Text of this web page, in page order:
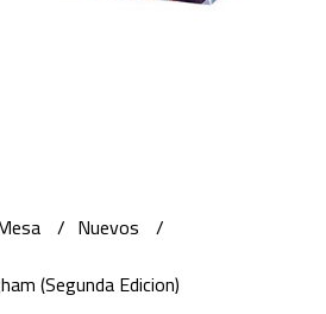
Nuevos
(Segunda Edicion)